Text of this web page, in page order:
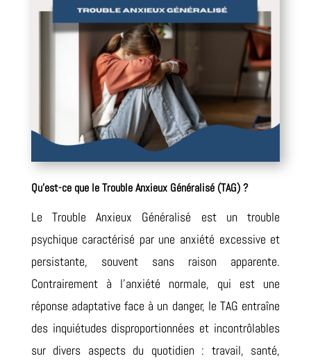
Qu’est-ce que le Trouble Anxieux Généralisé (TAG) ?
Le Trouble Anxieux Généralisé est un trouble
psychique caractérisé par une anxiété excessive et
persistante, souvent sans raison apparente.
Contrairement à l’anxiété normale, qui est une
réponse adaptative face à un danger, le TAG entraîne
des inquiétudes disproportionnées et incontrôlables
sur divers aspects du quotidien : travail, santé,